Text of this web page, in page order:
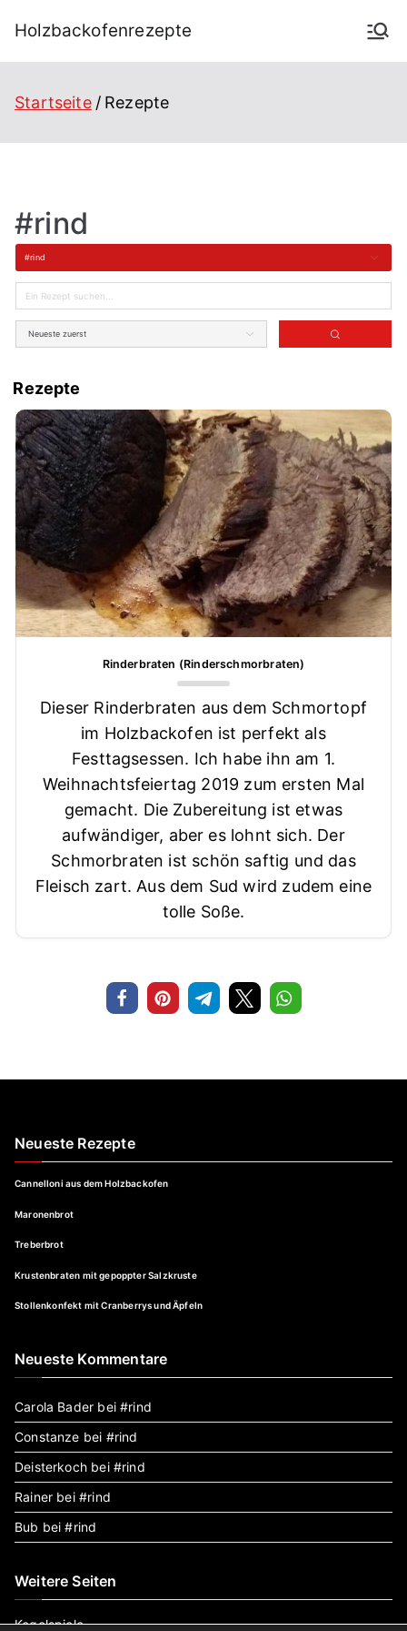
Holzbackofenrezepte
Startseite Rezepte
#rind
#rind
Rinderbraten (Rinderschmorbraten)
Dieser Rinderbraten aus dem Schmortopf
im Holzbackofen ist perfekt als
Festtagsessen. Ich habe ihn am 1.
Weihnachtsfeiertag 2019 zum ersten Mal
gemacht. Die Zubereitung ist etwas
aufwändiger, aber es lohnt sich. Der
Schmorbraten ist schön saftig und das
Fleisch zart. Aus dem Sud wird zudem eine
tolle Soße.
Neueste Rezepte
Cannelloni aus dem Holzbackofen
Maronenbrot
Treberbrot
Krustenbraten mit gepoppter Salzkruste
Stollenkonfekt mit Cranberrys und Äpfeln
Neueste Kommentare
Carola Bader bei#rind
Constanze bei #rind
Deisterkochbei #rind
Rainer bei #rind
Bub bei#rind
Weitere Seiten
Kegelspiele